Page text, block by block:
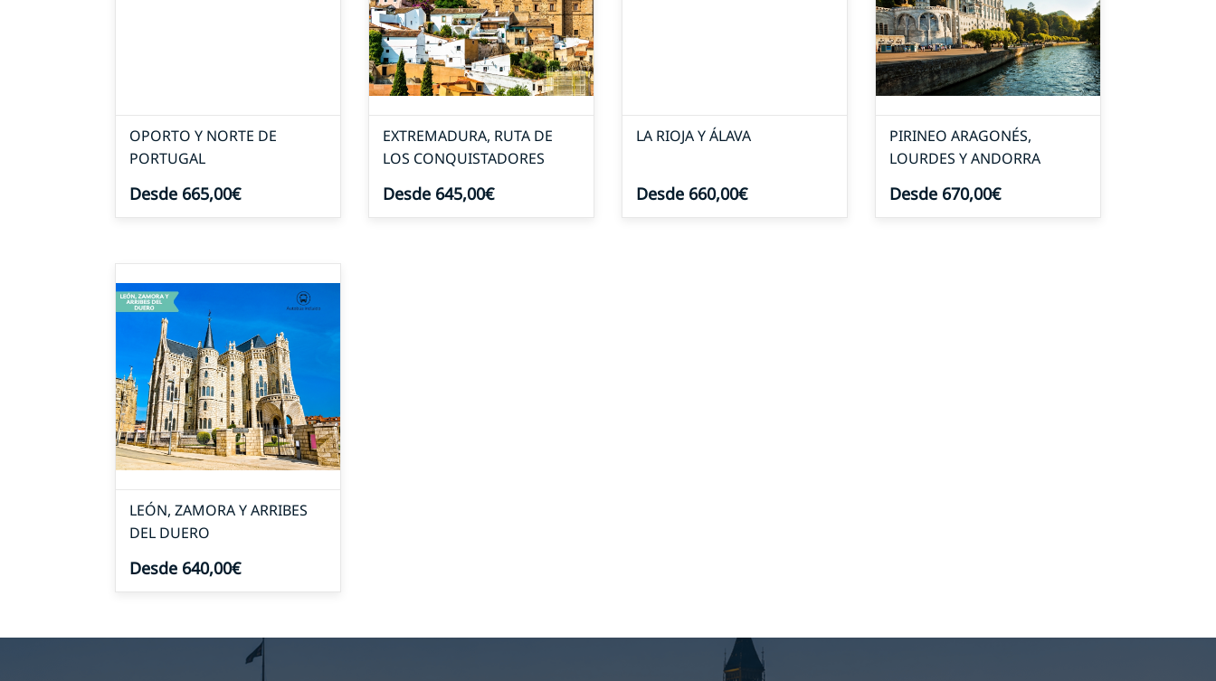
OPORTO Y NORTE DE
PORTUGAL
Desde 665,00€
EXTREMADURA, RUTA DE
LOS CONQUISTADORES
Desde 645,00€
LA RIOJA Y ÁLAVA
Desde 660,00€
PIRINEO ARAGONÉS,
LOURDES Y ANDORRA
Desde 670,00€
LEÓN, ZAMORA Y ARRIBES
DEL DUERO
Desde 640,00€